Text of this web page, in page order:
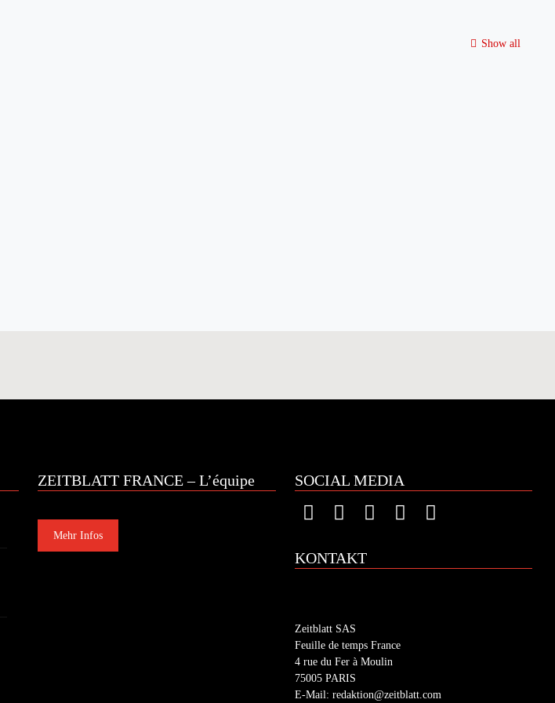
Show all
ZEITBLATT FRANCE – L’équipe
Mehr Infos
SOCIAL MEDIA
KONTAKT
Zeitblatt SAS
Feuille de temps France
4 rue du Fer à Moulin
75005 PARIS
E-Mail: redaktion@zeitblatt.com